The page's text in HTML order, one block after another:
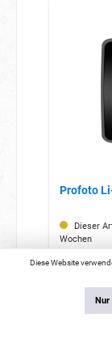
Profoto
Dieser
Wochen
Diese Website
Nur